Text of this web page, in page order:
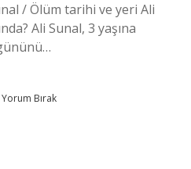
/ Ölüm tarihi ve yeri Ali
Ali Sunal, 3 yaşına
Yorum Bırak